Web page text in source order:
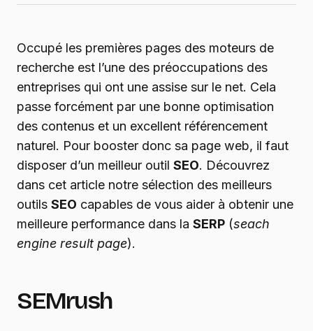
Occupé les premières pages des moteurs de
recherche est l’une des préoccupations des
entreprises qui ont une assise sur le net. Cela
passe forcément par une bonne optimisation
des contenus et un excellent référencement
naturel. Pour booster donc sa page web, il faut
disposer d’un meilleur outil SEO. Découvrez
dans cet article notre sélection des meilleurs
outils SEO capables de vous aider à obtenir une
meilleure performance dans la SERP (seach
engine result page).
SEMrush